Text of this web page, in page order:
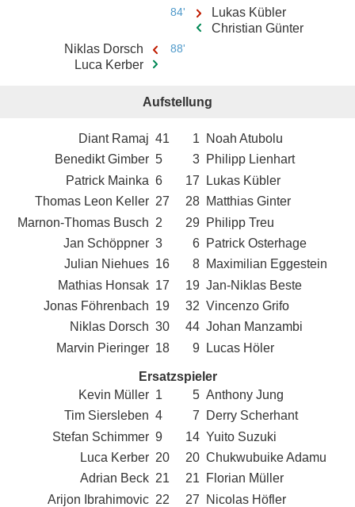
84'
Lukas Kübler
Christian Günter
Niklas Dorsch
Luca Kerber
88'
Aufstellung
Diant Ramaj 41 1
Noah Atubolu
Benedikt Gimber 5 3 Philipp Lienhart
Patrick Mainka 6 17
Lukas Kübler
Thomas Leon Keller 27 28 Matthias Ginter
Marnon-Thomas Busch 2 29 Philipp Treu
Jan Schöppner 3 6 Patrick Osterhage
Julian Niehues 16 8 Maximilian Eggestein
Mathias Honsak 17 19 Jan-Niklas Beste
Jonas Föhrenbach 19 32 Vincenzo Grifo
Niklas Dorsch 30 44 Johan Manzambi
Marvin Pieringer 18 9 Lucas Höler
Ersatzspieler
Kevin Müller 1 5 Anthony Jung
Tim Siersleben 4 7
Derry Scherhant
Stefan Schimmer 9 14 Yuito Suzuki
Luca Kerber 20 20 Chukwubuike Adamu
Adrian Beck 21 21 Florian Müller
Arijon Ibrahimovic 22 27
Nicolas Höfler